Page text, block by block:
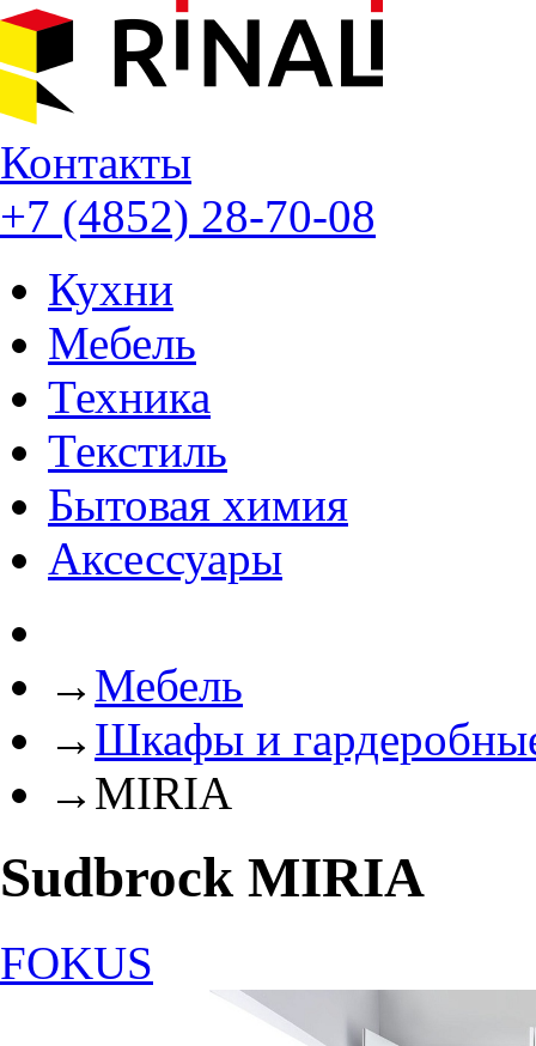
Контакты
+7 (4852) 28-70-08
Кухни
Мебель
Техника
Текстиль
Бытовая химия
Аксессуары
→ Мебель
→ Шкафы и
→ MIRIA
Sudbrock MIRIA
FOKUS